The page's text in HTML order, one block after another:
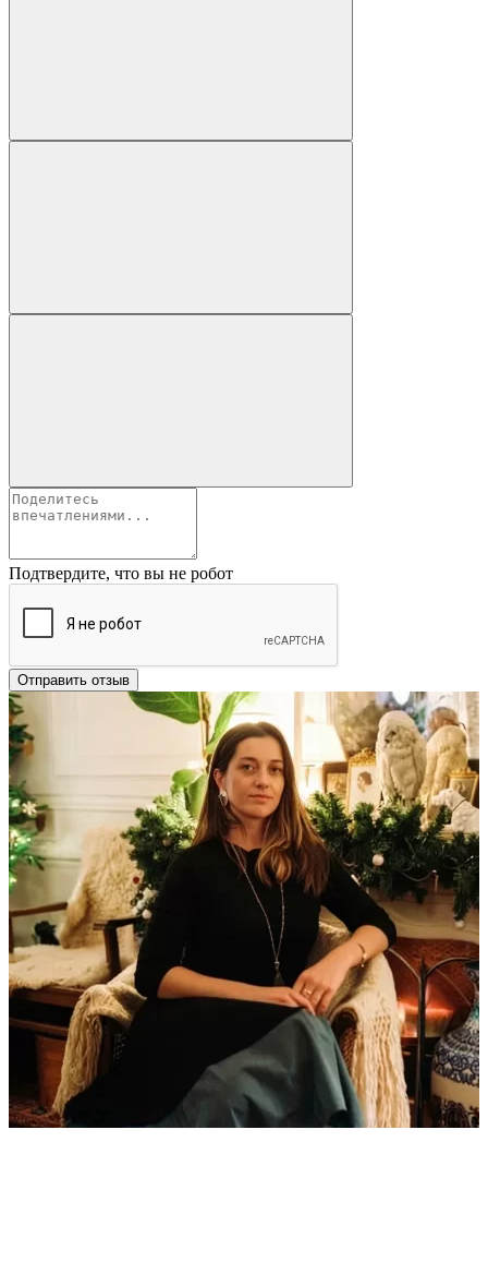
Подтвердите, что вы не робот
Отправить отзыв